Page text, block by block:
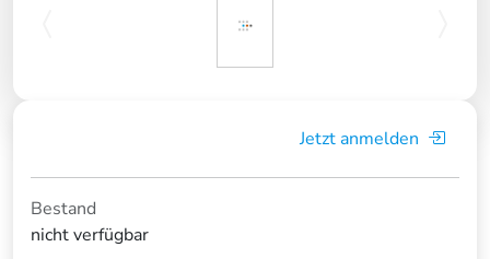
Jetzt anmelden
Bestand
nicht verfügbar